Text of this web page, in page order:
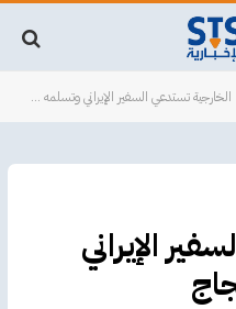
الخارجية تستدعي السفير الإيراني وتسلمه مذكرة احتجاج
الإيراني